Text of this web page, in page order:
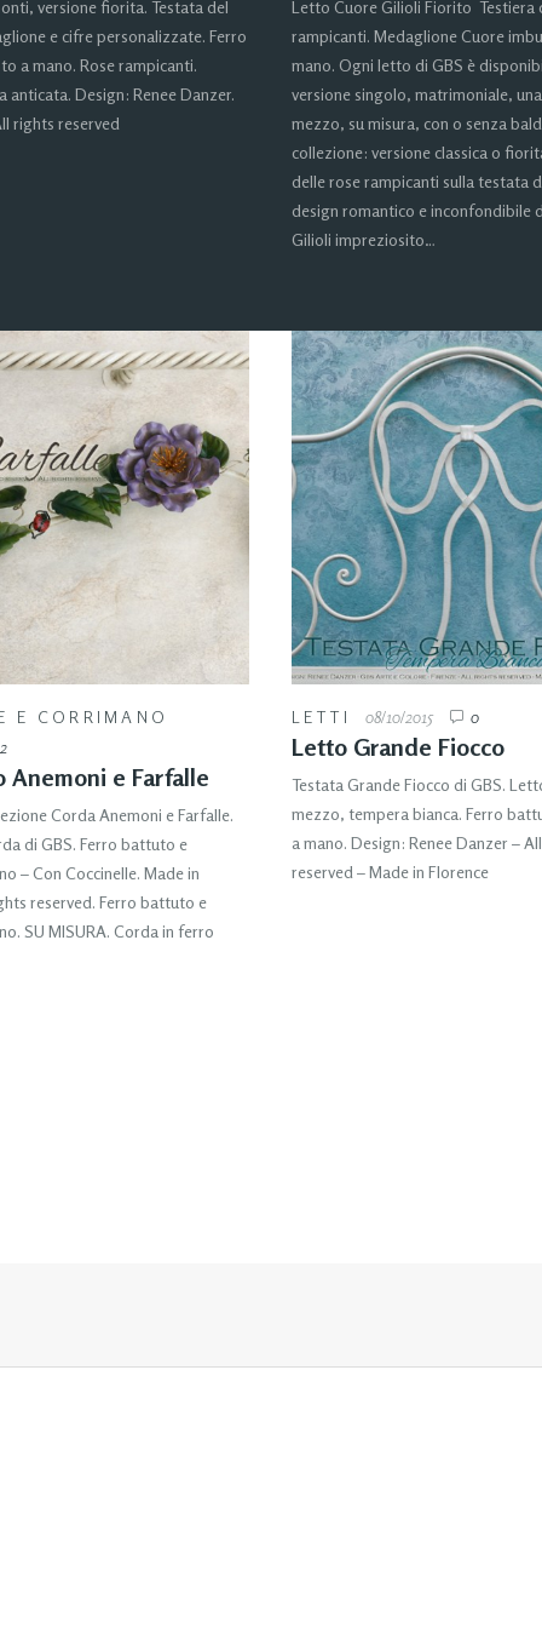
versione fiorita. Testata del
e cifre personalizzate. Ferro
a mano. Rose rampicanti.
anticata. Design: Renee Danzer.
rights reserved
Letto Cuore Gilioli Fiorito Testiera
rampicanti. Medaglione Cuore
mano. Ogni letto di GBS è
versione singolo, matrimoniale,
mezzo, su misura, con o senza
collezione: versione classica o
delle rose rampicanti sulla testata
design romantico e inconfondibile
Gilioli impreziosito…
E CORRIMANO
Anemoni e Farfalle
Corda Anemoni e Farfalle.
di GBS. Ferro battuto e
– Con Coccinelle. Made in
reserved. Ferro battuto e
SU MISURA. Corda in ferro
LETTI 08/10/2015 0
Letto Grande Fiocco
Testata Grande Fiocco di GBS.
mezzo, tempera bianca. Ferro
a mano. Design: Renee Danzer –
reserved – Made in Florence